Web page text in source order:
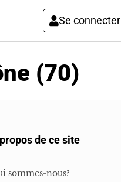
Se connecter
(70)
de ce site
sommes-nous?